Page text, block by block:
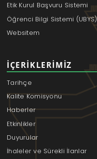
Etik Kurul Başvuru Sistemi
Öğrenci Bilgi Sistemi (UBYS)
Websitem
İÇERIKLERIMIZ
Tarihçe
Kalite Komisyonu
Haberler
Etkinlikler
Duyurular
İhaleler ve Sürekli İlanlar